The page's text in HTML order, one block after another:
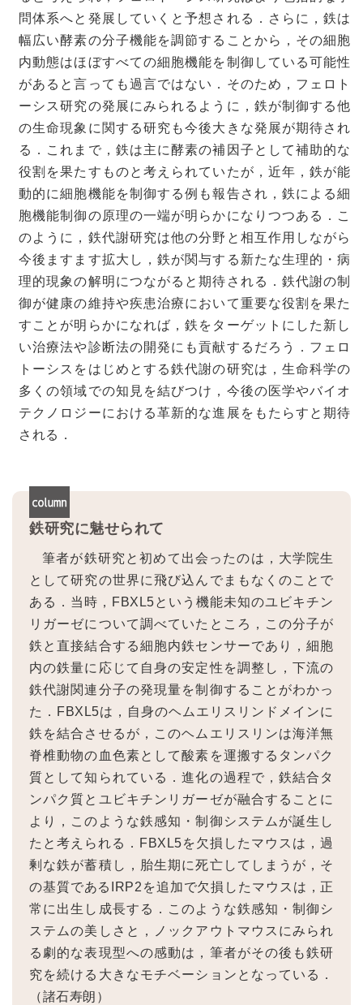
問体系へと発展していくと予想される．さらに，鉄は
幅広い酵素の分子機能を調節することから，その細胞
内動態はほぼすべての細胞機能を制御している可能性
があると言っても過言ではない．そのため，フェロト
ーシス研究の発展にみられるように，鉄が制御する他
の生命現象に関する研究も今後大きな発展が期待され
る．これまで，鉄は主に酵素の補因子として補助的な
役割を果たすものと考えられていたが，近年，鉄が能
動的に細胞機能を制御する例も報告され，鉄による細
胞機能制御の原理の一端が明らかになりつつある．こ
のように，鉄代謝研究は他の分野と相互作用しながら
今後ますます拡大し，鉄が関与する新たな生理的・病
理的現象の解明につながると期待される．鉄代謝の制
御が健康の維持や疾患治療において重要な役割を果た
すことが明らかになれば，鉄をターゲットにした新し
い治療法や診断法の開発にも貢献するだろう．フェロ
トーシスをはじめとする鉄代謝の研究は，生命科学の
多くの領域での知見を結びつけ，今後の医学やバイオ
テクノロジーにおける革新的な進展をもたらすと期待
される．
鉄研究に魅せられて
筆者が鉄研究と初めて出会ったのは，大学院生
として研究の世界に飛び込んでまもなくのことで
ある．当時，FBXL5という機能未知のユビキチン
リガーゼについて調べていたところ，この分子が
鉄と直接結合する細胞内鉄センサーであり，細胞
内の鉄量に応じて自身の安定性を調整し，下流の
鉄代謝関連分子の発現量を制御することがわかっ
た．FBXL5は，自身のヘムエリスリンドメインに
鉄を結合させるが，このヘムエリスリンは海洋無
脊椎動物の血色素として酸素を運搬するタンパク
質として知られている．進化の過程で，鉄結合タ
ンパク質とユビキチンリガーゼが融合することに
より，このような鉄感知・制御システムが誕生し
たと考えられる．FBXL5を欠損したマウスは，過
剰な鉄が蓄積し，胎生期に死亡してしまうが，そ
の基質であるIRP2を追加で欠損したマウスは，正
常に出生し成長する．このような鉄感知・制御シ
ステムの美しさと，ノックアウトマウスにみられ
る劇的な表現型への感動は，筆者がその後も鉄研
究を続ける大きなモチベーションとなっている．
（諸石寿朗）